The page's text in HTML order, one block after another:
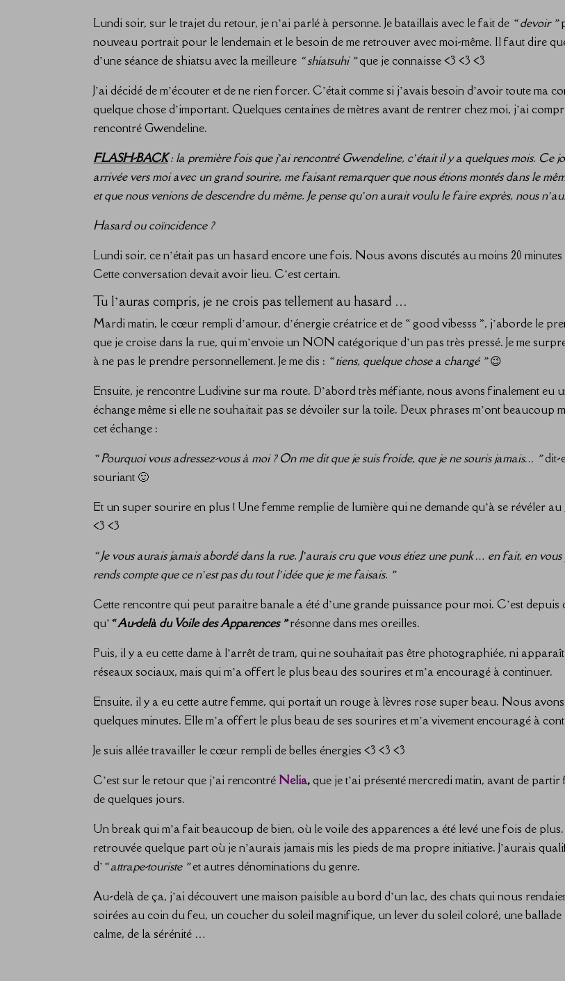
Lundi soir, sur le trajet du retour, je n’ai parlé à personne. Je bataillais avec le fait de « devoir »
nouveau portrait pour le lendemain et le besoin de me retrouver avec moi-même. Il faut dire
d’une séance de shiatsu avec la meilleure « shiatsuhi »que je connaisse <3 <3 <3
J’ai décidé de m’écouter et de ne rien forcer. C’était comme si j’avais besoin d’avoir toute ma
quelque chose d’important. Quelques centaines de mètres avant de rentrer chez moi, j’ai
rencontré Gwendeline.
FLASH-BACK : la première fois que j’ai rencontré Gwendeline, c’était il y a quelques mois. Ce
arrivée vers moi avec un grand sourire, me faisant remarquer que nous étions montés dans le
et que nous venions de descendre du même. Je pense qu’on aurait voulu le faire exprès, nous
Hasard ou coïncidence ?
Lundi soir, ce n’était pas un hasard encore une fois. Nous avons discutés au moins 20
Cette conversation devait avoir lieu. C’est certain.
Tu l’auras compris, je ne crois pas tellement au hasard …
Mardi matin, le cœur rempli d’amour, d’énergie créatrice et de « good vibesss », j’aborde le
que je croise dans la rue, qui m’envoie un NON catégorique d’un pas très pressé. Je me
à ne pas le prendre personnellement. Je me dis : « tiens, quelque chose a changé »😉
Ensuite, je rencontre Ludivine sur ma route. D’abord très méfiante, nous avons finalement eu
échange même si elle ne souhaitait pas se dévoiler sur la toile. Deux phrases m’ont beaucoup
cet échange :
« Pourquoi vous adressez-vous à moi ? On me dit que je suis froide, que je ne souris jamais… »dit-
souriant 🙂
Et un super sourire en plus ! Une femme remplie de lumière qui ne demande qu’à se révéler
<3 <3
« Je vous aurais jamais abordé dans la rue. J’aurais cru que vous étiez une punk … en fait, en
rends compte que ce n’est pas du tout l’idée que je me faisais. »
Cette rencontre qui peut paraitre banale a été d’une grande puissance pour moi. C’est depuis
qu’« Au-delà du Voile des Apparences » résonne dans mes oreilles.
Puis, il y a eu cette dame à l’arrêt de tram, qui ne souhaitait pas être photographiée, ni
réseaux sociaux, mais qui m’a offert le plus beau des sourires et m’a encouragé à continuer.
Ensuite, il y a eu cette autre femme, qui portait un rouge à lèvres rose super beau. Nous
quelques minutes. Elle m’a offert le plus beau de ses sourires et m’a vivement encouragé à
Je suis allée travailler le cœur rempli de belles énergies <3 <3 <3
C’est sur le retour que j’ai rencontré Nelia, que je t’ai présenté mercredi matin, avant de
de quelques jours.
Un break qui m’a fait beaucoup de bien, où le voile des apparences a été levé une fois de plus.
retrouvée quelque part où je n’aurais jamais mis les pieds de ma propre initiative. J’aurais
d’« attrape-touriste »et autres dénominations du genre.
Au-delà de ça, j’ai découvert une maison paisible au bord d’un lac, des chats qui nous
soirées au coin du feu, un coucher du soleil magnifique, un lever du soleil coloré, une
calme, de la sérénité …